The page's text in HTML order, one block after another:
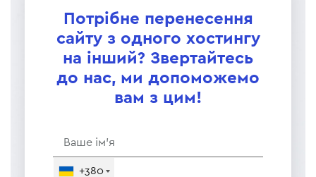
Потрібне перенесення
сайту з одного хостингу
на інший? Звертайтесь
до нас, ми допоможемо
вам з цим!
+380